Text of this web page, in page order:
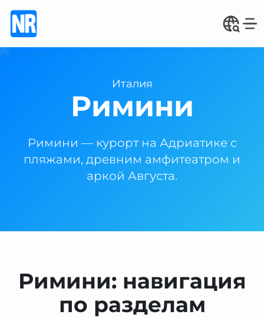
Италия
Римини
Римини — курорт на Адриатике с
пляжами, древним амфитеатром и
аркой Августа.
Римини: навигация
по разделам